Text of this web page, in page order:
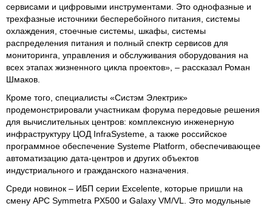
сервисами и цифровыми инструментами. Это однофазные и
трехфазные источники бесперебойного питания, системы
охлаждения, стоечные системы, шкафы, системы
распределения питания и полный спектр сервисов для
мониторинга, управления и обслуживания оборудования на
всех этапах жизненного цикла проектов», – рассказал Роман
Шмаков.
Кроме того, специалисты «Систэм Электрик»
продемонстрировали участникам форума передовые решения
для вычислительных центров: комплексную инженерную
инфраструктуру ЦОД InfraSysteme, а также российское
программное обеспечение Systeme Platform, обеспечивающее
автоматизацию дата-центров и других объектов
индустриального и гражданского назначения.
Среди новинок – ИБП серии Excelente, которые пришли на
смену APC Symmetra PX500 и Galaxy VM/VL. Это модульные